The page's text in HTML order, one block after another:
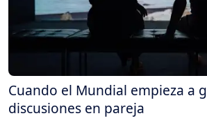
Cuando el Mundial empieza a
discusiones en pareja